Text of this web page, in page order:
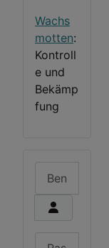
Wachs
motten:
Kontroll
e und
Bekämp
fung